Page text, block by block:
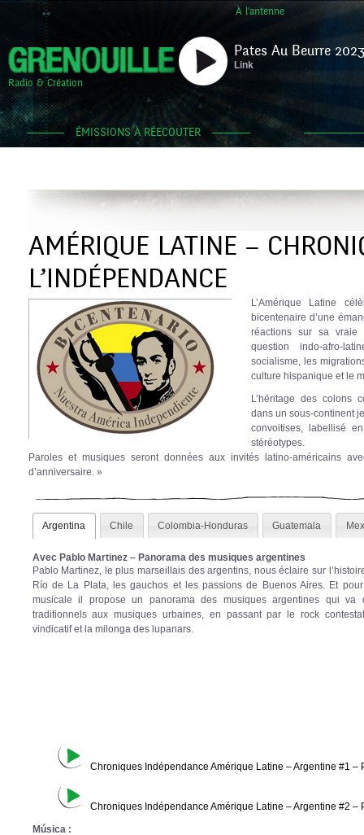
À l'antenne
Radio & Création
Pates Au Beurre
Link
ÉMISSIONS À RÉECOUTER
AMÉRIQUE LATINE –
L’INDÉPENDANCE
L’Amérique Latine
bicentenaire d’une
réactions sur sa vraie
question indo-afro-
socialisme, les
culture hispanique et le
L’héritage des colons
dans un sous-continent
convoitises, labellisé
stéréotypes.
Paroles et musiques seront données aux invités latino-américains
d’anniversaire. »
Argentina Chile Colombia-Honduras Guatemala
Avec Pablo Martinez – Panorama des musiques argentines
Pablo Martinez, le plus marseillais des argentins, nous éclaire sur
Río de La Plata, les gauchos et les passions de Buenos Aires. Et
musicale il propose un panorama des musiques argentines qui va
traditionnels aux musiques urbaines, en passant par le rock
vindicatif et la milonga des lupanars.
Chroniques Indépendance Amérique Latine – Argentine #1 –
Chroniques Indépendance Amérique Latine – Argentine #2 –
Música :